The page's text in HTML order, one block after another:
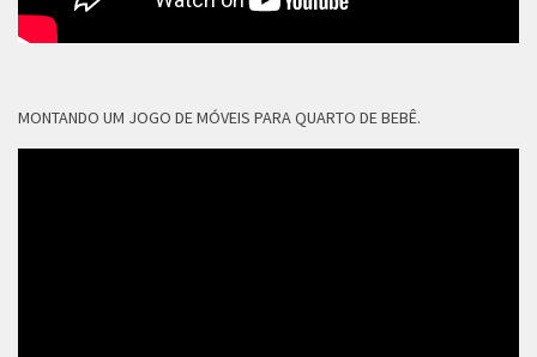
MONTANDO UM JOGO DE MÓVEIS PARA QUARTO DE BEBÊ.